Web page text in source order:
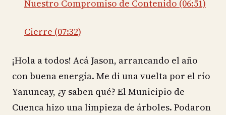
Nuestro Compromiso de Contenido (06:51)
Cierre (07:32)
¡Hola a todos! Acá Jason, arrancando el año
con buena energía. Me di una vuelta por el río
Yanuncay, ¿y saben qué? El Municipio de
Cuenca hizo una limpieza de árboles. Podaron